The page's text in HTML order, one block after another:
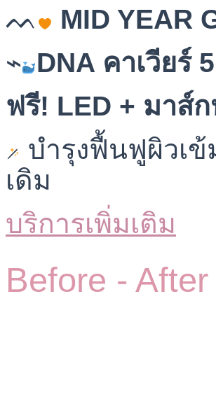
ᨓ
MID YEAR
⌁ DNA คาเวียร์
ฟรี! LED + มาส์
บำรุงฟื้นฟูผิวเข้
เดิม
บริการเพิ่มเติม
Before - After